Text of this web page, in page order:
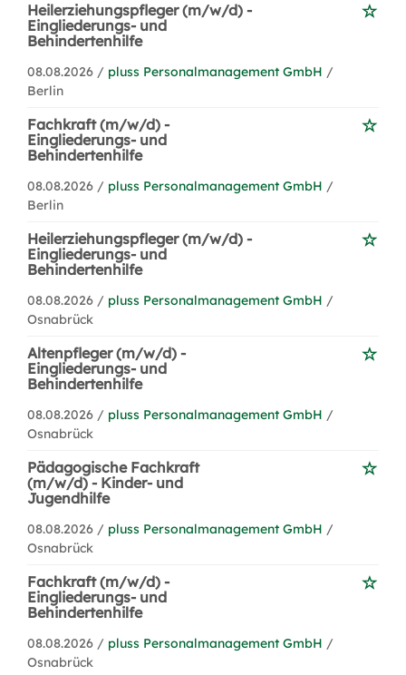
Heilerziehungspfleger (m/w/d) -
Eingliederungs- und
Behindertenhilfe
08.08.2026 / pluss Personalmanagement GmbH /
Berlin
Fachkraft (m/w/d) -
Eingliederungs- und
Behindertenhilfe
08.08.2026 / pluss Personalmanagement GmbH /
Berlin
Heilerziehungspfleger (m/w/d) -
Eingliederungs- und
Behindertenhilfe
08.08.2026 / pluss Personalmanagement GmbH /
Osnabrück
Altenpfleger (m/w/d) -
Eingliederungs- und
Behindertenhilfe
08.08.2026 / pluss Personalmanagement GmbH /
Osnabrück
Pädagogische Fachkraft
(m/w/d) - Kinder- und
Jugendhilfe
08.08.2026 / pluss Personalmanagement GmbH /
Osnabrück
Fachkraft (m/w/d) -
Eingliederungs- und
Behindertenhilfe
08.08.2026 / pluss Personalmanagement GmbH /
Osnabrück